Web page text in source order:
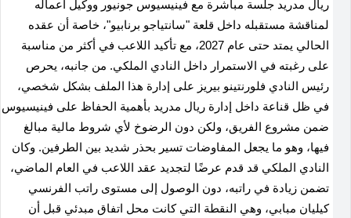
ريال مدريد جلسة مباشرة مع فينيسيوس جونيور ووكيل أعماله
لمناقشة مستقبله داخل قلعة "سانتياجو برنابيو"، خاصة أن عقده
الحالي يمتد حتى عام 2027، مع تأكيد اللاعب في أكثر من مناسبة
على رغبته في الاستمرار داخل النادي الملكي. من جانبه، يحرص
رئيس النادي فلورنتينو بيريز على إدارة هذا الملف بشكل شخصي،
في ظل قناعة داخل إدارة ريال مدريد بأهمية الحفاظ على فينيسيوس
ضمن مشروع الفريق، ولكن دون الرضوخ لأي شروط مالية مبالغ
فيها، وهو ما يجعل المفاوضات تسير بحذر شديد بين الطرفين. وكان
النادي الملكي قد قدم عرضًا لتجديد عقد اللاعب في العام الماضي،
تضمن زيادة في راتبه، دون الوصول إلى مستوى راتب الفرنسي
كيليان مبابي، وهي النقطة التي كانت محل اتفاق مبدئي قبل أن